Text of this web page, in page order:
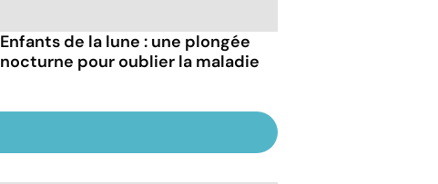
Enfants de la lune : une plongée
nocturne pour oublier la maladie